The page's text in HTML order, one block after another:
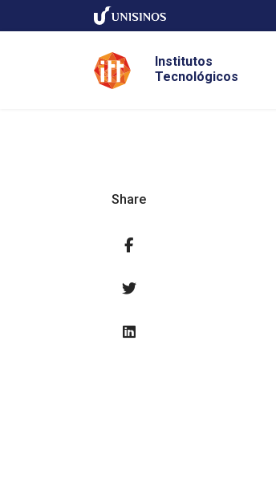
Institutos
Tecnológicos
Share